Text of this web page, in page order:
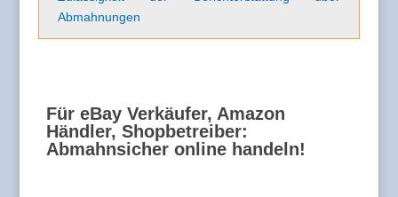
Abmahnungen
Für eBay Verkäufer, Amazon
Händler, Shopbetreiber:
Abmahnsicher online handeln!